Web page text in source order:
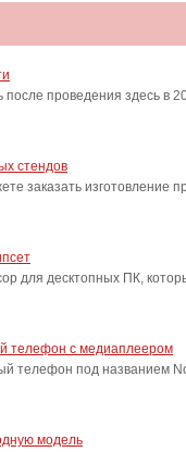
проведения здесь в
стендов
заказать изготовление
для десктопных ПК,
телефон с медиаплеером
телефон под названием
модель